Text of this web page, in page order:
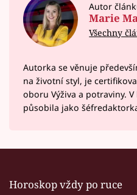
Autor
Marie
Všechny
Autorka se věnuje
na životní styl, je
oboru Výživa a potraviny. V
působila jako
Horoskop vždy po ruce